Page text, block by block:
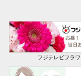
フジテレビフラワ